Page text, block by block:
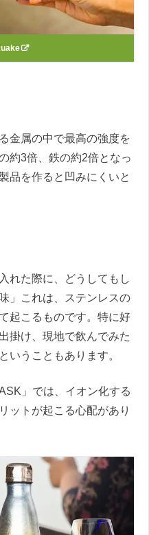
金属の中で最高の強度を
約3倍、鉄の約2倍となっ
品を作ると凹みにくいと
れた際に、どうしてもし
」これは、ステンレスの
起こるものです。特に好
掛け、現地で飲んでみた
いうこともあります。
」では、イオン化する
ットが起こる心配があり